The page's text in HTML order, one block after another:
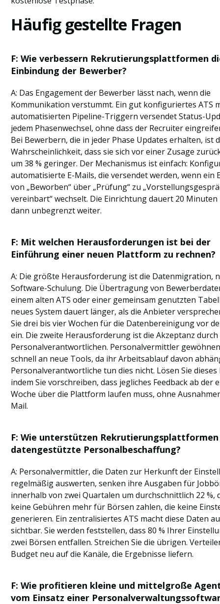
Häufig gestellte Fragen
F: Wie verbessern Rekrutierungsplattformen
Einbindung der Bewerber?
A: Das Engagement der Bewerber lässt nach, wenn die
Kommunikation verstummt. Ein gut konfiguriertes ATS
automatisierten Pipeline-Triggern versendet Status-
jedem Phasenwechsel, ohne dass der Recruiter
Bei Bewerbern, die in jeder Phase Updates erhalten, ist
Wahrscheinlichkeit, dass sie sich vor einer Zusage
um 38 % geringer. Der Mechanismus ist einfach:
automatisierte E-Mails, die versendet werden, wenn ein
von „Beworben“ über „Prüfung“ zu
vereinbart“ wechselt. Die Einrichtung dauert 20
dann unbegrenzt weiter.
F: Mit welchen Herausforderungen ist bei der
Einführung einer neuen Plattform zu rechnen?
A: Die größte Herausforderung ist die Datenmigration,
Software-Schulung. Die Übertragung von
einem alten ATS oder einer gemeinsam genutzten
neues System dauert länger, als die Anbieter
Sie drei bis vier Wochen für die Datenbereinigung vor
ein. Die zweite Herausforderung ist die Akzeptanz durch
Personalverantwortlichen. Personalvermittler
schnell an neue Tools, da ihr Arbeitsablauf davon
Personalverantwortliche tun dies nicht. Lösen Sie dieses
indem Sie vorschreiben, dass jegliches Feedback ab der
Woche über die Plattform laufen muss, ohne
Mail.
F: Wie unterstützen
datengestützte Personalbeschaffung?
A: Personalvermittler, die Daten zur Herkunft der
regelmäßig auswerten, senken ihre Ausgaben für
innerhalb von zwei Quartalen um durchschnittlich 22 %,
keine Gebühren mehr für Börsen zahlen, die keine
generieren. Ein zentralisiertes ATS macht diese Daten
sichtbar. Sie werden feststellen, dass 80 % Ihrer
zwei Börsen entfallen. Streichen Sie die übrigen.
Budget neu auf die Kanäle, die Ergebnisse liefern.
F: Wie profitieren kleine und mittelgroße
vom Einsatz einer